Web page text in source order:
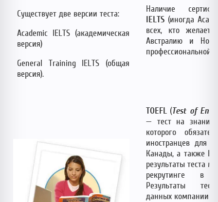
Существует две версии теста:
Academic IELTS (академическая
версия)
General Training IELTS (общая
версия).
Наличие
IELTS (иногда
всех, кто желает
Австралию и
профессиональной
TOEFL (Test of
— тест на знание
которого
иностранцев для
Канады, а также
результаты теста
рекрутинге в
Результаты
данных компании 2